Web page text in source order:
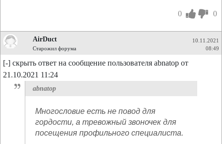
0 0
AirDuct
Старожил форума
10.11.2021
08:49
[-] скрыть ответ на сообщение пользователя abnatop от
21.10.2021 11:24
abnatop
Многословие есть не повод для
гордости, а тревожный звоночек для
посещения профильного специалиста.